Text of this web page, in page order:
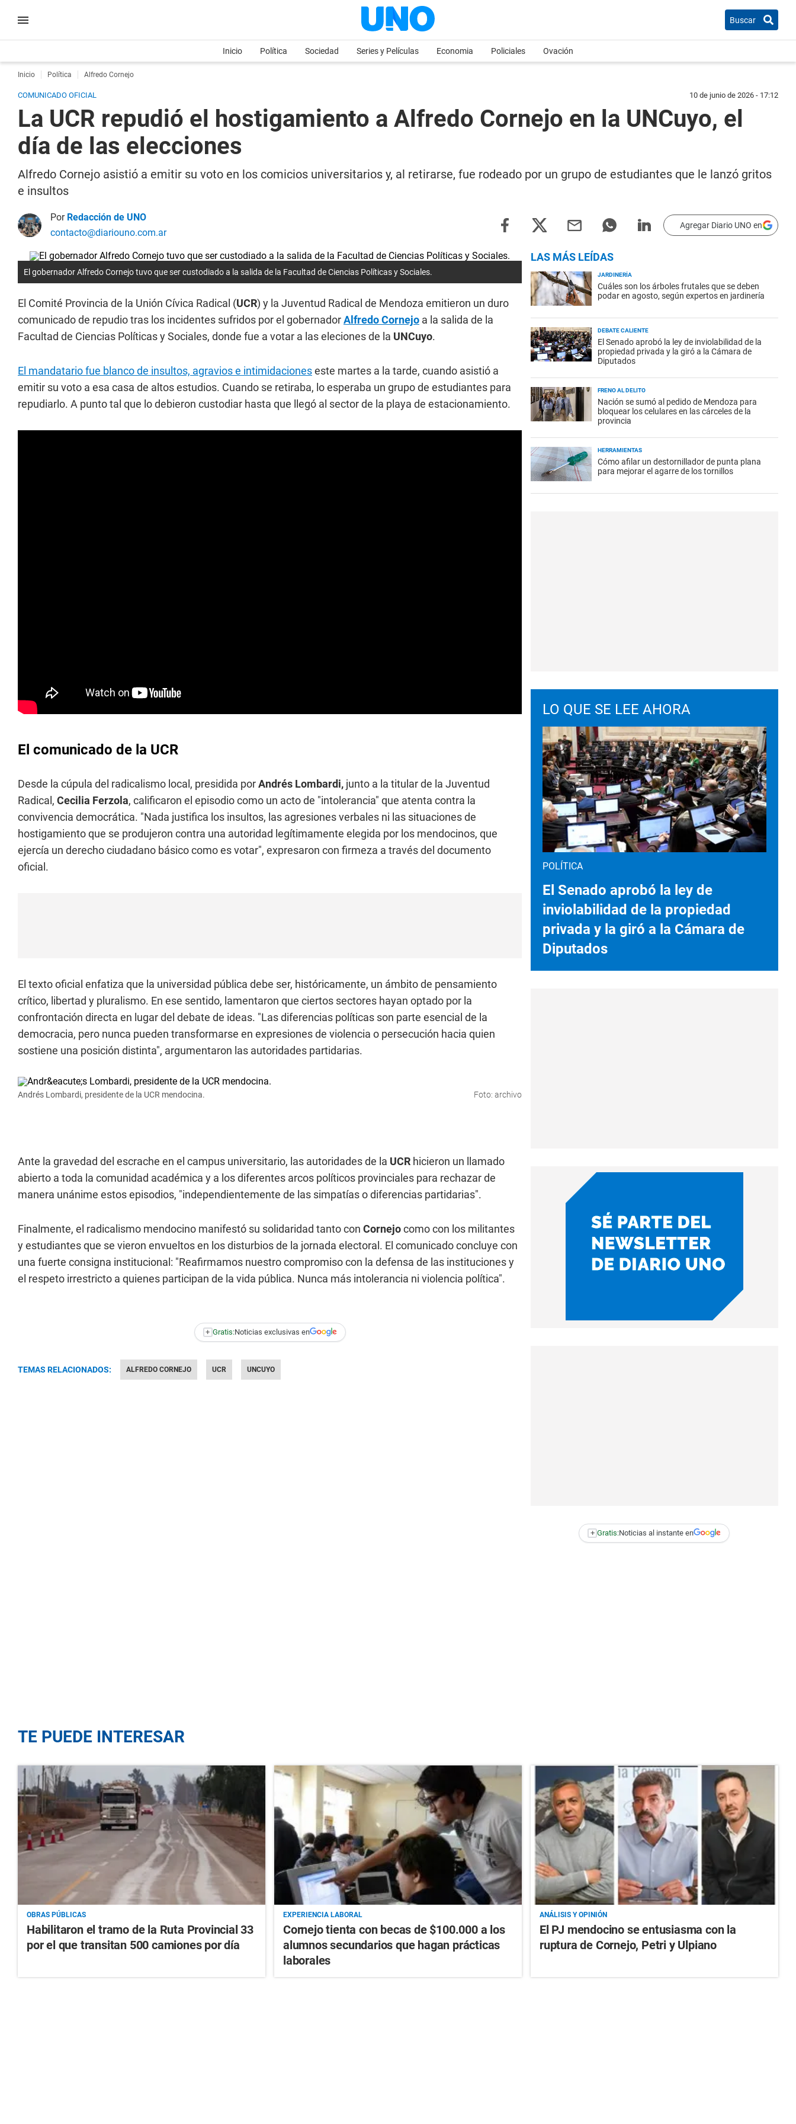
Buscar
Inicio Política Sociedad Series y Películas Economia Policiales Ovación
Inicio Política Alfredo Cornejo
COMUNICADO OFICIAL 10 de junio de 2026 - 17:12
La UCR repudió el hostigamiento a Alfredo Cornejo en la UNCuyo, el
día de las elecciones
Alfredo Cornejo asistió a emitir su voto en los comicios universitarios y, al retirarse, fue rodeado por un grupo de estudiantes que le lanzó gritos
e insultos
Por Redacción de UNO
contacto@diariouno.com.ar
Agregar Diario UNO en
El gobernador Alfredo Cornejo tuvo que ser custodiado a la salida de la Facultad de Ciencias Políticas y Sociales.
El Comité Provincia de la Unión Cívica Radical (UCR) y la Juventud Radical de Mendoza emitieron un duro
comunicado de repudio tras los incidentes sufridos por el gobernadorAlfredo Cornejo a la salida de la
Facultad de Ciencias Políticas y Sociales, donde fue a votar a las eleciones de la UNCuyo.
El mandatario fue blanco de insultos, agravios e intimidacioneseste martes a la tarde, cuando asistió a
emitir su voto a esa casa de altos estudios. Cuando se retiraba, lo esperaba un grupo de estudiantes para
repudiarlo. A punto tal que lo debieron custodiar hasta que llegó al sector de la playa de estacionamiento.
El comunicado de la UCR
Desde la cúpula del radicalismo local, presidida porAndrés Lombardi, junto a la titular de la Juventud
Radical, Cecilia Ferzola, calificaron el episodio como un acto de "intolerancia" que atenta contra la
convivencia democrática. "Nada justifica los insultos, las agresiones verbales ni las situaciones de
hostigamiento que se produjeron contra una autoridad legítimamente elegida por los mendocinos, que
ejercía un derecho ciudadano básico como es votar", expresaron con firmeza a través del documento
oficial.
El texto oficial enfatiza que la universidad pública debe ser, históricamente, un ámbito de pensamiento
crítico, libertad y pluralismo. En ese sentido, lamentaron que ciertos sectores hayan optado por la
confrontación directa en lugar del debate de ideas. "Las diferencias políticas son parte esencial de la
democracia, pero nunca pueden transformarse en expresiones de violencia o persecución hacia quien
sostiene una posición distinta", argumentaron las autoridades partidarias.
Andrés Lombardi, presidente de la UCR mendocina. Foto: archivo
Ante la gravedad del escrache en el campus universitario, las autoridades de la UCR hicieron un llamado
abierto a toda la comunidad académica y a los diferentes arcos políticos provinciales para rechazar de
manera unánime estos episodios, "independientemente de las simpatías o diferencias partidarias".
Finalmente, el radicalismo mendocino manifestó su solidaridad tanto con Cornejocomo con los militantes
y estudiantes que se vieron envueltos en los disturbios de la jornada electoral. El comunicado concluye con
una fuerte consigna institucional: "Reafirmamos nuestro compromiso con la defensa de las instituciones y
el respeto irrestricto a quienes participan de la vida pública. Nunca más intolerancia ni violencia política".
+ Gratis:Noticias exclusivas en
TEMAS RELACIONADOS: ALFREDO CORNEJO UCR UNCUYO
LAS MÁS LEÍDAS
JARDINERÍA
Cuáles son los árboles frutales que se deben
podar en agosto, según expertos en jardinería
DEBATE CALIENTE
El Senado aprobó la ley de inviolabilidad de la
propiedad privada y la giró a la Cámara de
Diputados
FRENO AL DELITO
Nación se sumó al pedido de Mendoza para
bloquear los celulares en las cárceles de la
provincia
HERRAMIENTAS
Cómo afilar un destornillador de punta plana
para mejorar el agarre de los tornillos
LO QUE SE LEE AHORA
POLÍTICA
El Senado aprobó la ley de
inviolabilidad de la propiedad
privada y la giró a la Cámara de
Diputados
+ Gratis:Noticias al instante en
TE PUEDE INTERESAR
OBRAS PÚBLICAS
Habilitaron el tramo de la Ruta Provincial 33
por el que transitan 500 camiones por día
EXPERIENCIA LABORAL
Cornejo tienta con becas de $100.000 a los
alumnos secundarios que hagan prácticas
laborales
ANÁLISIS Y OPINIÓN
El PJ mendocino se entusiasma con la
ruptura de Cornejo, Petri y Ulpiano